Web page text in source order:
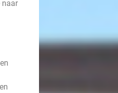
naar